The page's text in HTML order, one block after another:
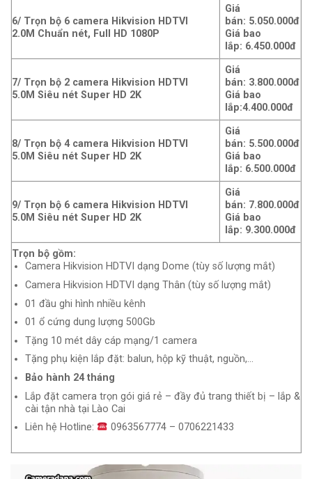
6/ Trọn bộ 6 camera Hikvision HDTVI
2.0M Chuẩn nét, Full HD 1080P
Giá
bán: 5.050.000đ
Giá bao
lắp: 6.450.000đ
7/ Trọn bộ 2 camera Hikvision HDTVI
5.0M Siêu nét Super HD 2K
Giá
bán: 3.800.000đ
Giá bao
lắp:4.400.000đ
8/ Trọn bộ 4 camera Hikvision HDTVI
5.0M Siêu nét Super HD 2K
Giá
bán: 5.500.000đ
Giá bao
lắp: 6.500.000đ
9/ Trọn bộ 6 camera Hikvision HDTVI
5.0M Siêu nét Super HD 2K
Giá
bán: 7.800.000đ
Giá bao
lắp: 9.300.000đ
Trọn bộ gồm:
Camera Hikvision HDTVI dạng Dome (tùy số lượng mắt)
Camera Hikvision HDTVI dạng Thân (tùy số lượng mắt)
01 đầu ghi hình nhiều kênh
01 ổ cứng dung lượng 500Gb
Tặng 10 mét dây cáp mạng/1 camera
Tặng phụ kiện lắp đặt: balun, hộp kỹ thuật, nguồn,…
Bảo hành 24 tháng
Lắp đặt camera trọn gói giá rẻ – đầy đủ trang thiết bị – lắp &
cài tận nhà tại Lào Cai
Liên hệ Hotline:
0963567774 – 0706221433